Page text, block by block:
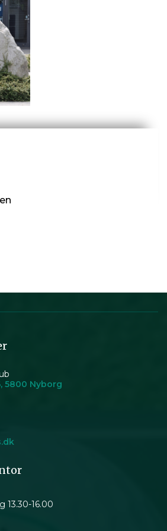
5800 Nyborg
13.30-16.00